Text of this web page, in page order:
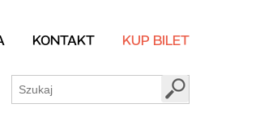
KONTAKT KUP BILET